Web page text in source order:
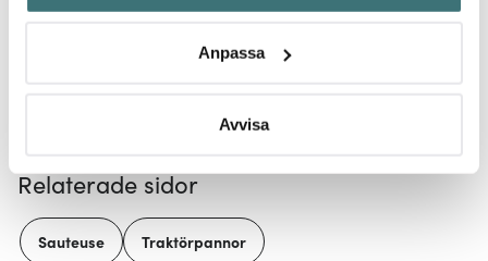
Identifiera din enhet genom att aktivt skanna den för
Ta reda på mer om hur dina personliga uppgifter
Du kan ändra eller dra tillbaka ditt samtycke när som
Vi använder cookies för att innehållet och annonserna
ska anpassas efter det som vi tror att du tycker om. Det
gör också att vi kan analysera vår trafik och göra
Anpassa
Avvisa
Låt dig inspireras av våra kunder
Relaterade sidor
Sauteuse Traktörpannor